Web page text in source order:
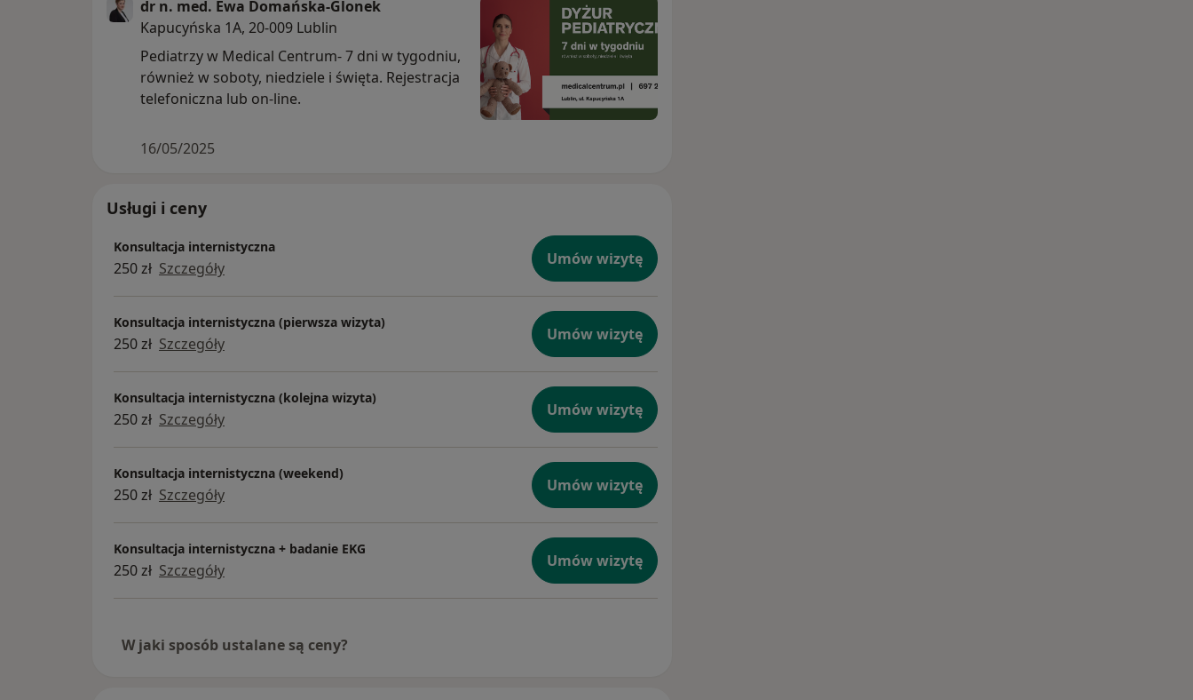
dr n. med. Ewa Domańska-Glonek
Kapucyńska 1A, 20-009 Lublin
Pediatrzy w Medical Centrum- 7 dni w tygodniu,
również w soboty, niedziele i święta. Rejestracja
telefoniczna lub on-line.
16/05/2025
Usługi i ceny
Konsultacja internistyczna
250 zł Szczegóły Umów wizytę
Konsultacja internistyczna (pierwsza wizyta)
250 zł Szczegóły Umów wizytę
Konsultacja internistyczna (kolejna wizyta)
250 zł Szczegóły Umów wizytę
Konsultacja internistyczna (weekend)
250 zł Szczegóły Umów wizytę
Konsultacja internistyczna + badanie EKG
250 zł Szczegóły Umów wizytę
W jaki sposób ustalane są ceny?